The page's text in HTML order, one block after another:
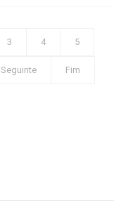
3 4 5
Seguinte Fim